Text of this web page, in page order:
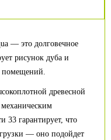
— это долговечное
рисунок дуба и
помещений.
древесной
33 гарантирует, что
— оно подойдет